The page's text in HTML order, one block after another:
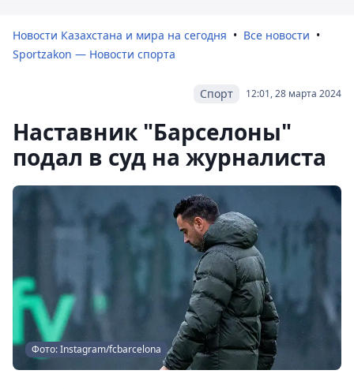
Новости Казахстана и мира на сегодня
Все новости
Sportzakon — Новости спорта
12:01, 28 марта 2024
Спорт
Наставник "Барселоны"
подал в суд на журналиста
Фото: Instagram/fcbarcelona